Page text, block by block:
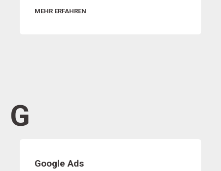
MEHR ERFAHREN
G
Google Ads